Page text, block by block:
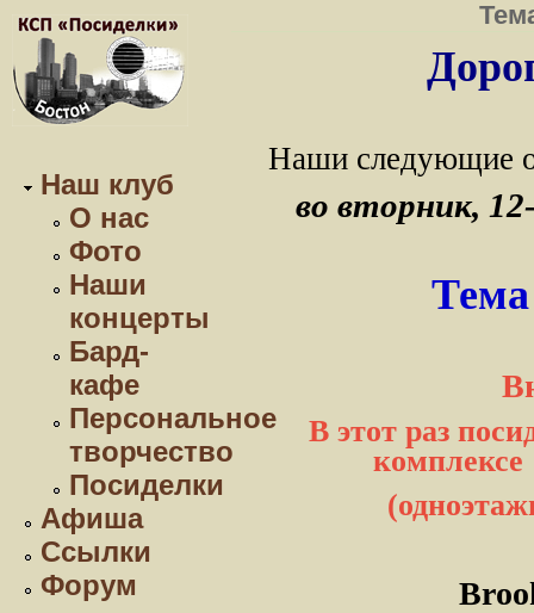
Наш клуб
О нас
Фото
Наши
концерты
Бард-
кафе
Персональное
творчество
Посиделки
Афиша
Ссылки
Форум
Наши следующие
во вторник,
Тема
В этот раз